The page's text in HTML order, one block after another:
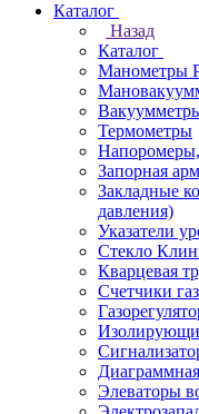
Каталог
Назад
Каталог
Манометры
Термометры
Запорная
Закладные
давления)
Указатели
Стекло
Кварцевая
Счетчики
Элеваторы